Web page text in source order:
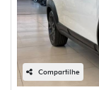
Compartilhe